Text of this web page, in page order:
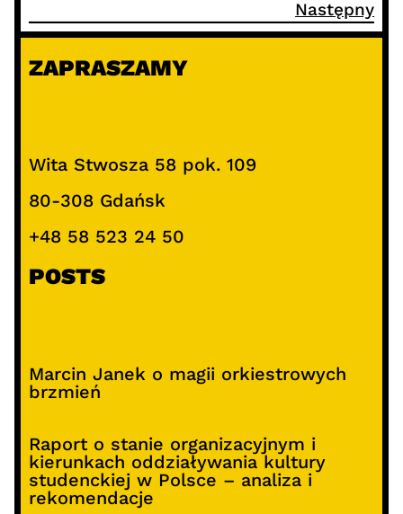
Następny
ZAPRASZAMY
Wita Stwosza 58 pok. 109
80-308 Gdańsk
+48 58 523 24 50
POSTS
Marcin Janek o magii orkiestrowych
brzmień
Raport o stanie organizacyjnym i
kierunkach oddziaływania kultury
studenckiej w Polsce – analiza i
rekomendacje